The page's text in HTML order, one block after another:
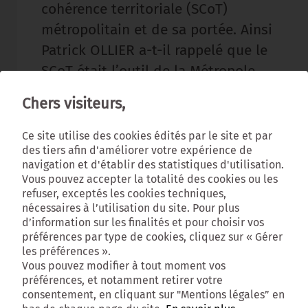
cohérence territoriale (SCoT)
métropolitain et de sa portée. Ainsi
Patrick OLLIER a-t-il rappelé que le
SCoT était l’outil de la Métropole
pour anticiper avec les maires les
évolutions sociétales à venir tout en
préservant les spécificités de chaque
commune : «En concevant le SCoT,
nous nous dotons d’un projet à 15
ans qui permet le retour de la nature
en ville, de l’agriculture aussi. Il
permet également de préserver
l’équilibre écologique avec la
désimperméabilisation des sols, en
gardant 30% de pleine terre, tout en
Chers visiteurs,
Ce site utilise des cookies édités par le site et par
des tiers afin d'améliorer votre expérience de
navigation et d'établir des statistiques d'utilisation.
Vous pouvez accepter la totalité des cookies ou les
refuser, exceptés les cookies techniques,
nécessaires à l’utilisation du site. Pour plus
d’information sur les finalités et pour choisir vos
préférences par type de cookies, cliquez sur « Gérer
les préférences ».
Vous pouvez modifier à tout moment vos
préférences, et notamment retirer votre
consentement, en cliquant sur "Mentions légales” en